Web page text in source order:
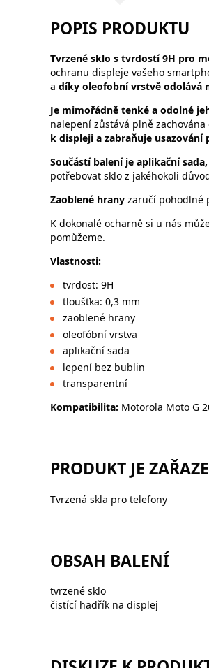
POPIS PRODUKTU
Tvrzené sklo s tvrdostí 9H pro
ochranu displeje vašeho
a díky oleofobní vrstvě odolává
Je mimořádně tenké a odolné
nalepení zůstává plně
k displeji a zabraňuje
Součástí balení je aplikační
potřebovat sklo z jakéhokoli
Zaoblené hrany zaručí pohodlné
K dokonalé ocharně si u nás
pomůžeme.
Vlastnosti:
tvrdost: 9H
tloušťka: 0,3 mm
zaoblené hrany
oleofóbní vrstva
aplikační sada
lepení bez bublin
transparentní
Kompatibilita: Motorola Moto G
PRODUKT JE
Tvrzená skla pro telefony
OBSAH BALENÍ
tvrzené sklo
čistící hadřík na displej